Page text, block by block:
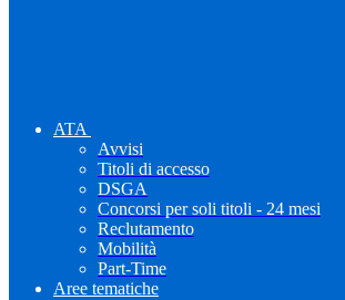
ATA
Avvisi
Titoli di accesso
DSGA
Concorsi per soli titoli - 24 mesi
Reclutamento
Mobilità
Part-Time
Aree tematiche